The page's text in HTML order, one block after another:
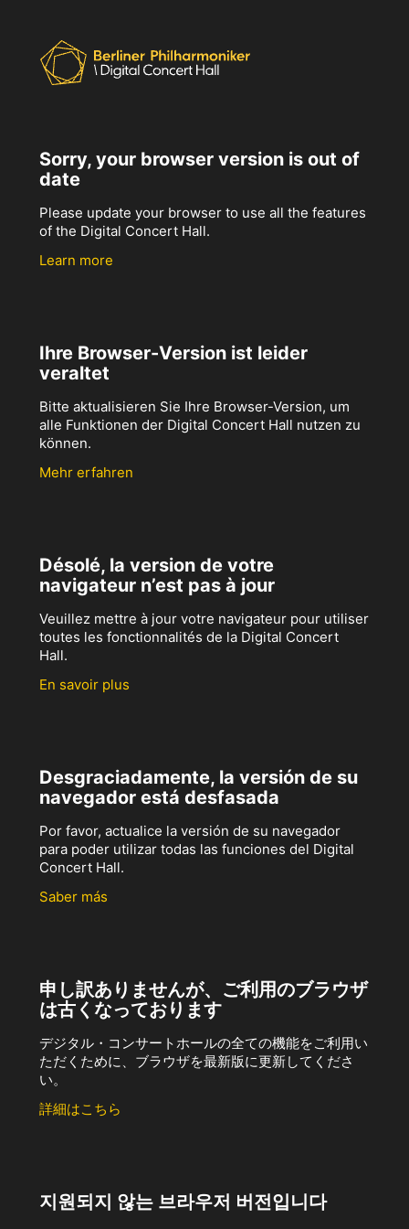
Sorry, your browser version is out of
date
Please update your browser to use all the features
of the Digital Concert Hall.
Learn more
Ihre Browser-Version ist leider
veraltet
Bitte aktualisieren Sie Ihre Browser-Version, um
alle Funktionen der Digital Concert Hall nutzen zu
können.
Mehr erfahren
Désolé, la version de votre
navigateur n’est pas à jour
Veuillez mettre à jour votre navigateur pour utiliser
toutes les fonctionnalités de la Digital Concert
Hall.
En savoir plus
Desgraciadamente, la versión de su
navegador está desfasada
Por favor, actualice la versión de su navegador
para poder utilizar todas las funciones del Digital
Concert Hall.
Saber más
申し訳ありませんが、ご利用のブラウザ
は古くなっております
デジタル・コンサートホールの全ての機能をご利用い
ただくために、ブラウザを最新版に更新してくださ
い。
詳細はこちら
지원되지 않는 브라우저 버전입니다